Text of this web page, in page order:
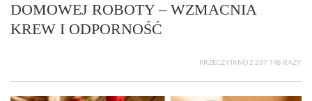
DOMOWEJ ROBOTY – WZMACNIA
KREW I ODPORNOŚĆ
PRZECZYTANO 2 237 748 RAZY